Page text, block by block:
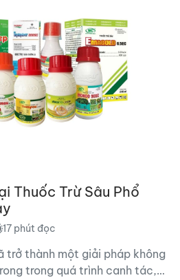
Thuốc Trừ Sâu Phổ
17 phút đọc
trở thành một giải pháp không
trong quá trình canh tác,